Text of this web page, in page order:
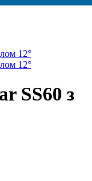
SS60 з